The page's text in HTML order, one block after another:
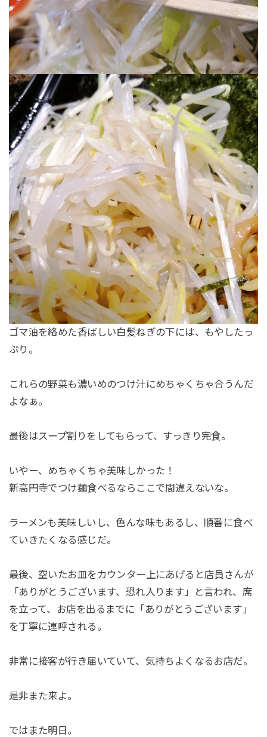
ゴマ油を絡めた香ばしい白髪ねぎの下には、もやしたっ
ぷり。
これらの野菜も濃いめのつけ汁にめちゃくちゃ合うんだ
よなぁ。
最後はスープ割りをしてもらって、すっきり完食。
いやー、めちゃくちゃ美味しかった！
新高円寺でつけ麺食べるならここで間違えないな。
ラーメンも美味しいし、色んな味もあるし、順番に食べ
ていきたくなる感じだ。
最後、空いたお皿をカウンター上にあげると店員さんが
「ありがとうございます、恐れ入ります」と言われ、席
を立って、お店を出るまでに「ありがとうございます」
を丁寧に連呼される。
非常に接客が行き届いていて、気持ちよくなるお店だ。
是非また来よ。
ではまた明日。